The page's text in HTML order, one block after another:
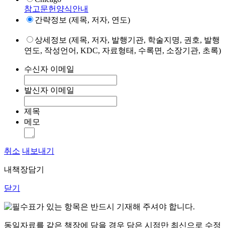
참고문헌양식안내
간략정보 (제목, 저자, 연도)
상세정보 (제목, 저자, 발행기관, 학술지명, 권호, 발행
연도, 작성언어, KDC, 자료형태, 수록면, 소장기관, 초록)
수신자 이메일
발신자 이메일
제목
메모
취소 내보내기
내책장담기
닫기
표가 있는 항목은 반드시 기재해 주셔야 합니다.
동일자료를 같은 책장에 담을 경우 담은 시점만 최신으로 수정